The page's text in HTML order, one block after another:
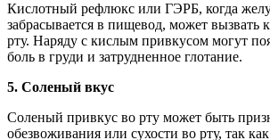
Кислотный рефлюкс или ГЭРБ, когда
забрасывается в пищевод, может вызвать
рту. Наряду с кислым привкусом могут
боль в груди и затрудненное глотание.
5. Соленый вкус
Соленый привкус во рту может быть
обезвоживания или сухости во рту, так